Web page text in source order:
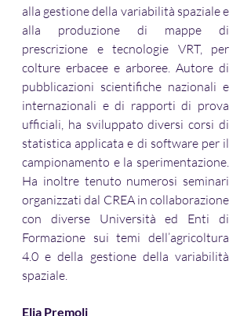
alla gestione della variabilità spaziale e
alla produzione di mappe di
prescrizione e tecnologie VRT, per
colture erbacee e arboree. Autore di
pubblicazioni scientifiche nazionali e
internazionali e di rapporti di prova
ufficiali, ha sviluppato diversi corsi di
statistica applicata e di software per il
campionamento e la sperimentazione.
Ha inoltre tenuto numerosi seminari
organizzati dal CREA in collaborazione
con diverse Università ed Enti di
Formazione sui temi dell’agricoltura
4.0 e della gestione della variabilità
spaziale.
Elia Premoli